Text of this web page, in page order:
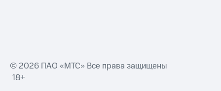
© 2026 ПАО «МТС» Все права защищены
18+